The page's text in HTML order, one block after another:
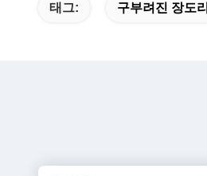
태그: 구부려진 장도리